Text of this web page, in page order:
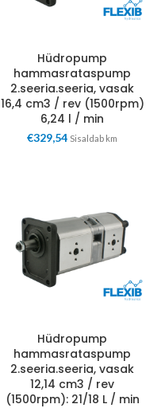
Hüdropump
hammasrataspump
2.seeria.seeria, vasak
16,4 cm3 / rev (1500rpm)
6,24 l / min
€329,54 Sisaldab km
Hüdropump
hammasrataspump
2.seeria.seeria, vasak
12,14 cm3 / rev
(1500rpm): 21/18 L / min